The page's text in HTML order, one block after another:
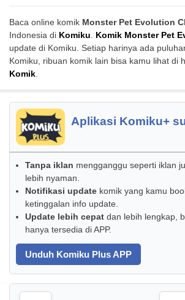
Baca online komik Monster Pet Evolution
Indonesia di Komiku. Komik Monster Pet
update di Komiku. Setiap harinya ada
Komiku, ribuan komik lain bisa kamu lihat di
Komik.
Aplikasi Komiku+
Tanpa iklan mengganggu seperti iklan
lebih nyaman.
Notifikasi update komik yang kamu
ketinggalan info update.
Update lebih cepat dan lebih lengkap,
hanya tersedia di APP.
Unduh Komiku Plus APP